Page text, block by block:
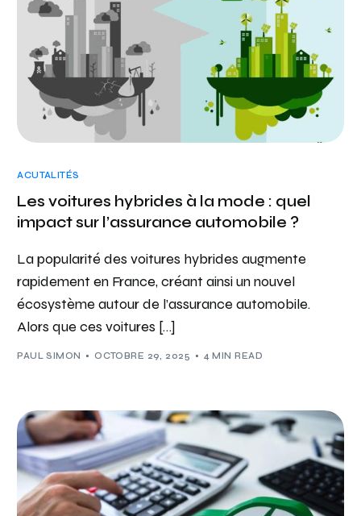
ACUTALITÉS
Les voitures hybrides à la mode : quel
impact sur l’assurance automobile ?
La popularité des voitures hybrides augmente
rapidement en France, créant ainsi un nouvel
écosystème autour de l’assurance automobile.
Alors que ces voitures […]
PAUL SIMON OCTOBRE 29, 2025 4 MIN READ